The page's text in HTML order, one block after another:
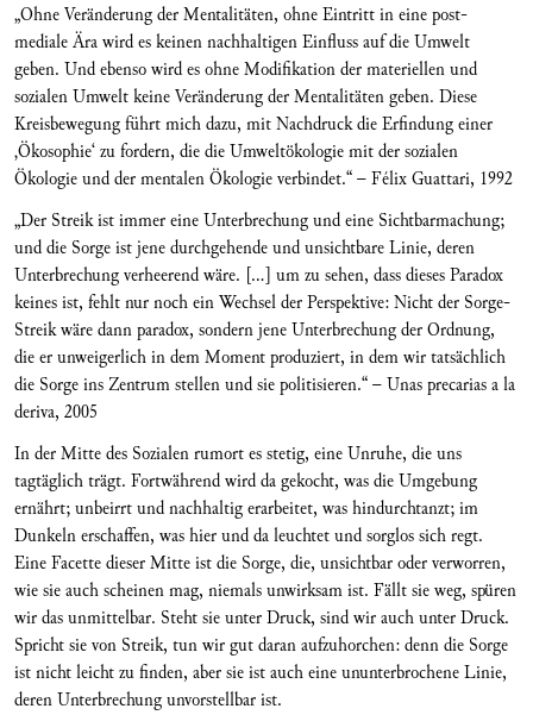
„Ohne Veränderung der Mentalitäten, ohne Eintritt in eine post-
mediale Ära wird es keinen nachhaltigen Einfluss auf die Umwelt
geben. Und ebenso wird es ohne Modifikation der materiellen und
sozialen Umwelt keine Veränderung der Mentalitäten geben. Diese
Kreisbewegung führt mich dazu, mit Nachdruck die Erfindung einer
‚Ökosophie‘ zu fordern, die die Umweltökologie mit der sozialen
Ökologie und der mentalen Ökologie verbindet.“ – Félix Guattari, 1992
„Der Streik ist immer eine Unterbrechung und eine Sichtbarmachung;
und die Sorge ist jene durchgehende und unsichtbare Linie, deren
Unterbrechung verheerend wäre. […] um zu sehen, dass dieses Paradox
keines ist, fehlt nur noch ein Wechsel der Perspektive: Nicht der Sorge-
Streik wäre dann paradox, sondern jene Unterbrechung der Ordnung,
die er unweigerlich in dem Moment produziert, in dem wir tatsächlich
die Sorge ins Zentrum stellen und sie politisieren.“ – Unas precarias a la
deriva, 2005
In der Mitte des Sozialen rumort es stetig, eine Unruhe, die uns
tagtäglich trägt. Fortwährend wird da gekocht, was die Umgebung
ernährt; unbeirrt und nachhaltig erarbeitet, was hindurchtanzt; im
Dunkeln erschaffen, was hier und da leuchtet und sorglos sich regt.
Eine Facette dieser Mitte ist die Sorge, die, unsichtbar oder verworren,
wie sie auch scheinen mag, niemals unwirksam ist. Fällt sie weg, spüren
wir das unmittelbar. Steht sie unter Druck, sind wir auch unter Druck.
Spricht sie von Streik, tun wir gut daran aufzuhorchen: denn die Sorge
ist nicht leicht zu finden, aber sie ist auch eine ununterbrochene Linie,
deren Unterbrechung unvorstellbar ist.